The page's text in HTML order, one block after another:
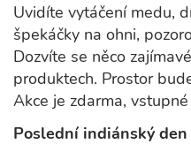
Uvidíte vytáčení medu,
špekáčky na ohni,
Dozvíte se něco
produktech. Prostor
Akce je zdarma,
Poslední indiánský den